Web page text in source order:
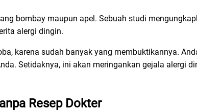
bombay maupun apel. Sebuah studi
alergi dingin.
karena sudah banyak yang membuktikannya.
Setidaknya, ini akan meringankan gejala alergi
Resep Dokter